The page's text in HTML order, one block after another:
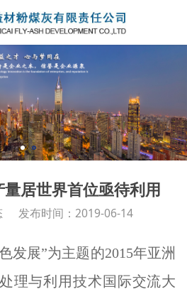
居世界首位亟待利用
发布时间：2019-06-14
发展”为主题的2015年亚洲
理与利用技术国际交流大